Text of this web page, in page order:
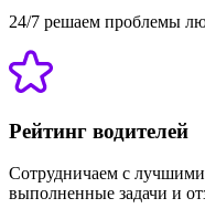
24/7 решаем проблемы
Рейтинг водителей
Сотрудничаем с
выполненные задачи и